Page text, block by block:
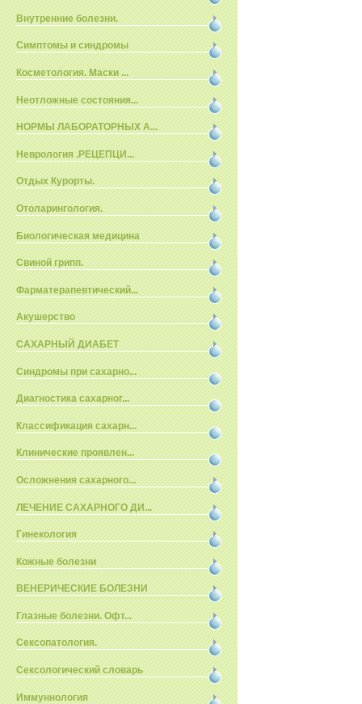
Внутренние болезни.
Симптомы и синдромы
Косметология. Маски ...
Неотложные состояния...
НОРМЫ ЛАБОРАТОРНЫХ А...
Неврология .РЕЦЕПЦИ...
Отдых Курорты.
Отоларингология.
Биологическая медицина
Свиной грипп.
Фарматерапевтический...
Акушерство
САХАРНЫЙ ДИАБЕТ
Синдромы при сахарно...
Диагностика сахарног...
Классификация сахарн...
Клинические проявлен...
Осложнения сахарного...
ЛЕЧЕНИЕ САХАРНОГО ДИ...
Гинекология
Кожные болезни
ВЕНЕРИЧЕСКИЕ БОЛЕЗНИ
Глазные болезни. Офт...
Сексопатология.
Сексологический словарь
Иммуннология